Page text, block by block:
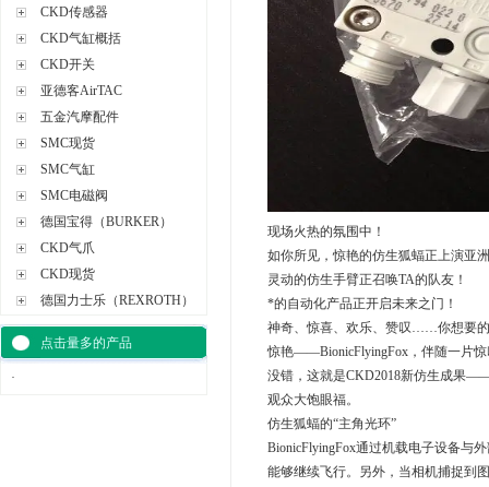
CKD传感器
CKD气缸概括
CKD开关
亚德客AirTAC
五金汽摩配件
SMC现货
SMC气缸
SMC电磁阀
德国宝得（BURKER）
CKD气爪
CKD现货
德国力士乐（REXROTH）
点击量多的产品
·
现场火热的氛围中！
如你所见，惊艳的仿生狐蝠正上演亚
灵动的仿生手臂正召唤TA的队友！
*的自动化产品正开启未来之门！
神奇、惊喜、欢乐、赞叹……你想要
惊艳——BionicFlyingFox，伴随一片惊
没错，这就是CKD2018新仿生成果
观众大饱眼福。
仿生狐蝠的“主角光环”
BionicFlyingFox通过机载电子设备与
能够继续飞行。另外，当相机捕捉到